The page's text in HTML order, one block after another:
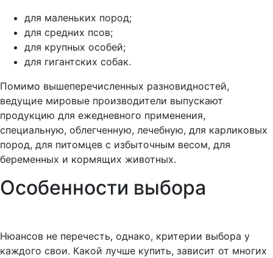
для маленьких пород;
для средних псов;
для крупных особей;
для гигантских собак.
Помимо вышеперечисленных разновидностей,
ведущие мировые производители выпускают
продукцию для ежедневного применения,
специальную, облегченную, лечебную, для карликовых
пород, для питомцев с избыточным весом, для
беременных и кормящих животных.
Особенности выбора
Нюансов не перечесть, однако, критерии выбора у
каждого свои. Какой лучше купить, зависит от многих